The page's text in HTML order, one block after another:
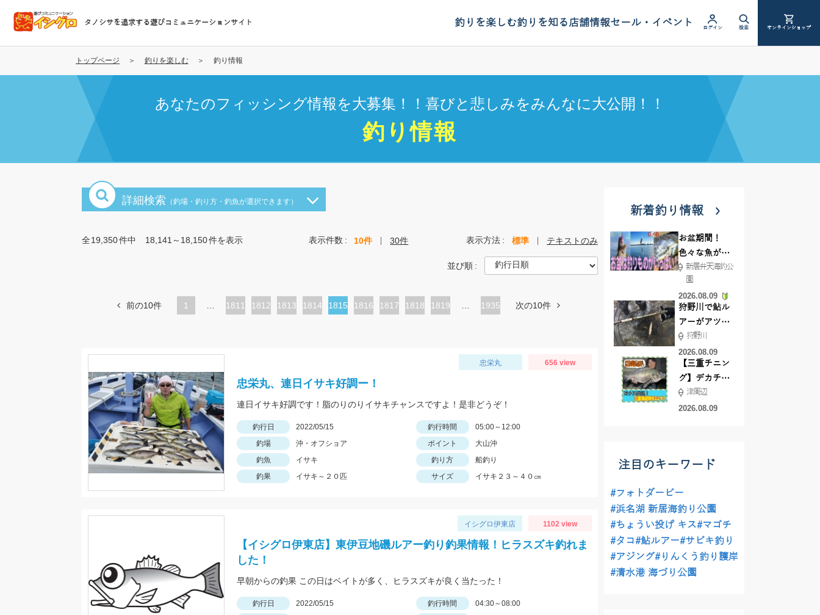
コ
テ
タノシサを追求する遊びコミュニケーションサイト 釣りを楽しむ釣りを知る店舗情報セール・イベント ログイン 検索 オンラインショップ
トップページ 釣りを楽しむ 釣り情報
あなたのフィッシング情報を大募集！！喜びと悲しみをみんなに大公開！！
釣り情報
詳細検索 （釣場・釣り方・釣魚が選択できます）
全19,350件中 18,141～18,150件を表示 表示件数 10件 30件 表示方法 標準 テキストのみ
並び順
前の10件 1
ペ
1811
ペ
1812
ペ
1813
ペ
1814
カ
ペ
1815
ペ
1816
ペ
1817
ペ
1818
ペ
1819 1935 次の10件
忠栄丸 656 view
忠栄丸、連日イサキ好調ー！
連日イサキ好調です！脂のりのりイサキチャンスですよ！是非どうぞ！
釣行日 2022/05/15 釣行時間
05:00～12:00
釣場
沖・オフショア ポイント
大山沖
釣魚
イサキ 釣り方
船釣り
釣果
イサキ～２０匹 サイズ イサキ２３～４０㎝
イシグロ伊東店 1102 view
【イシグロ伊東店】東伊豆地磯ルアー釣り釣果情報！ヒラスズキ釣れま
した！
早朝からの釣果 この日はベイトが多く、ヒラスズキが良く当たった！
釣行日 2022/05/15 釣行時間
04:30～08:00
新着釣り情報
お盆期間！
色々な魚が沢
山釣れてます
よ！
新居弁天海釣公
園
2026.08.09
狩野川で鮎ル
アーがアツ
い！！
狩野川
2026.08.09
【三重チニン
グ】デカチヌ
狙いにはあの
ワーム！
津周辺
2026.08.09
注目のキーワード
#フォトダービー
#浜名湖 新居海釣り公園
#ちょうい投げ キス#マゴチ
#タコ#鮎ルアー#サビキ釣り
#アジング#りんくう釣り護岸
#清水港 海づり公園